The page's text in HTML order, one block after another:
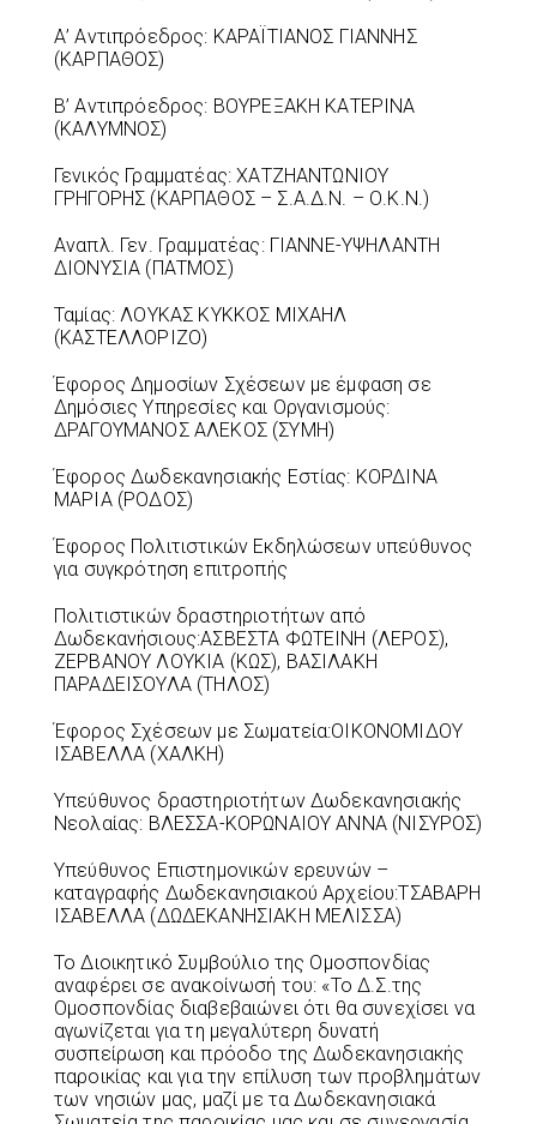
Α’ Αντιπρόεδρος: ΚΑΡΑΪΤΙΑΝΟΣ ΓΙΑΝΝΗΣ
(ΚΑΡΠΑΘΟΣ)
Β’ Αντιπρόεδρος: ΒΟΥΡΕΞΑΚΗ ΚΑΤΕΡΙΝΑ
(ΚΑΛΥΜΝΟΣ)
Γενικός Γραμματέας: ΧΑΤΖΗΑΝΤΩΝΙΟΥ
ΓΡΗΓΟΡΗΣ (ΚΑΡΠΑΘΟΣ – Σ.Α.Δ.Ν. – Ο.Κ.Ν.)
Αναπλ. Γεν. Γραμματέας: ΓΙΑΝΝΕ-ΥΨΗΛΑΝΤΗ
ΔΙΟΝΥΣΙΑ (ΠΑΤΜΟΣ)
Ταμίας: ΛΟΥΚΑΣ ΚΥΚΚΟΣ ΜΙΧΑΗΛ
(ΚΑΣΤΕΛΛΟΡΙΖΟ)
Έφορος Δημοσίων Σχέσεων με έμφαση σε
Δημόσιες Υπηρεσίες και Οργανισμούς:
ΔΡΑΓΟΥΜΑΝΟΣ ΑΛΕΚΟΣ (ΣΥΜΗ)
Έφορος Δωδεκανησιακής Εστίας: ΚΟΡΔΙΝΑ
ΜΑΡΙΑ (ΡΟΔΟΣ)
Έφορος Πολιτιστικών Εκδηλώσεων υπεύθυνος
για συγκρότηση επιτροπής
Πολιτιστικών δραστηριοτήτων από
Δωδεκανήσιους:ΑΣΒΕΣΤΑ ΦΩΤΕΙΝΗ (ΛΕΡΟΣ),
ΖΕΡΒΑΝΟΥ ΛΟΥΚΙΑ (ΚΩΣ), ΒΑΣΙΛΑΚΗ
ΠΑΡΑΔΕΙΣΟΥΛΑ (ΤΗΛΟΣ)
Έφορος Σχέσεων με Σωματεία:ΟΙΚΟΝΟΜΙΔΟΥ
ΙΣΑΒΕΛΛΑ (ΧΑΛΚΗ)
Υπεύθυνος δραστηριοτήτων Δωδεκανησιακής
Νεολαίας: ΒΛΕΣΣΑ-ΚΟΡΩΝΑΙΟΥ ΑΝΝΑ (ΝΙΣΥΡΟΣ)
Υπεύθυνος Επιστημονικών ερευνών –
καταγραφής Δωδεκανησιακού Αρχείου:ΤΣΑΒΑΡΗ
ΙΣΑΒΕΛΛΑ (ΔΩΔΕΚΑΝΗΣΙΑΚΗ ΜΕΛΙΣΣΑ)
Το Διοικητικό Συμβούλιο της Ομοσπονδίας
αναφέρει σε ανακοίνωσή του: «Το Δ.Σ.της
Ομοσπονδίας διαβεβαιώνει ότι θα συνεχίσει να
αγωνίζεται για τη μεγαλύτερη δυνατή
συσπείρωση και πρόοδο της Δωδεκανησιακής
παροικίας και για την επίλυση των προβλημάτων
των νησιών μας, μαζί με τα Δωδεκανησιακά